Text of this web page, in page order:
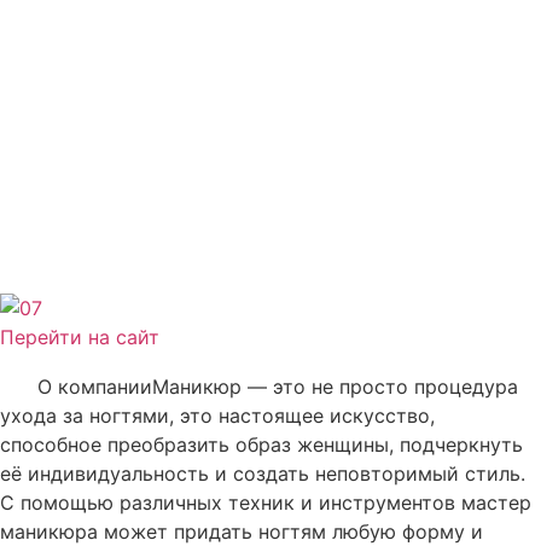
Перейти на сайт
О компанииМаникюр — это не просто процедура
ухода за ногтями, это настоящее искусство,
способное преобразить образ женщины, подчеркнуть
её индивидуальность и создать неповторимый стиль.
С помощью различных техник и инструментов мастер
маникюра может придать ногтям любую форму и